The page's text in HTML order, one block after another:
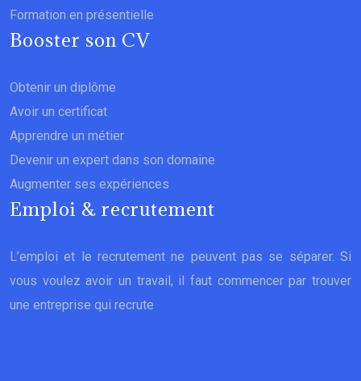
Formation en présentielle
Booster son CV
Obtenir un diplôme
Avoir un certificat
Apprendre un métier
Devenir un expert dans son domaine
Augmenter ses expériences
Emploi & recrutement
L’emploi et le recrutement ne peuvent pas se séparer. Si
vous voulez avoir un travail, il faut commencer par trouver
une entreprise qui recrute